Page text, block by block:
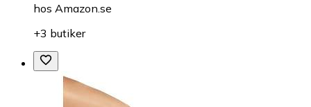
hos Amazon.se
+3 butiker